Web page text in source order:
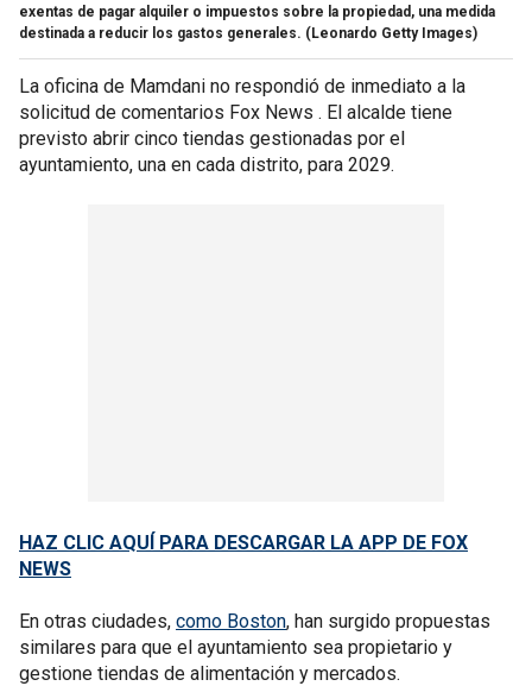
exentas de pagar alquiler o impuestos sobre la propiedad, una medida
destinada a reducir los gastos generales. (Leonardo Getty Images)
La oficina de Mamdani no respondió de inmediato a la
solicitud de comentarios Fox News . El alcalde tiene
previsto abrir cinco tiendas gestionadas por el
ayuntamiento, una en cada distrito, para 2029.
HAZ CLIC AQUÍ PARA DESCARGAR LA APP DE FOX
NEWS
En otras ciudades, como Boston, han surgido propuestas
similares para que el ayuntamiento sea propietario y
gestione tiendas de alimentación y mercados.